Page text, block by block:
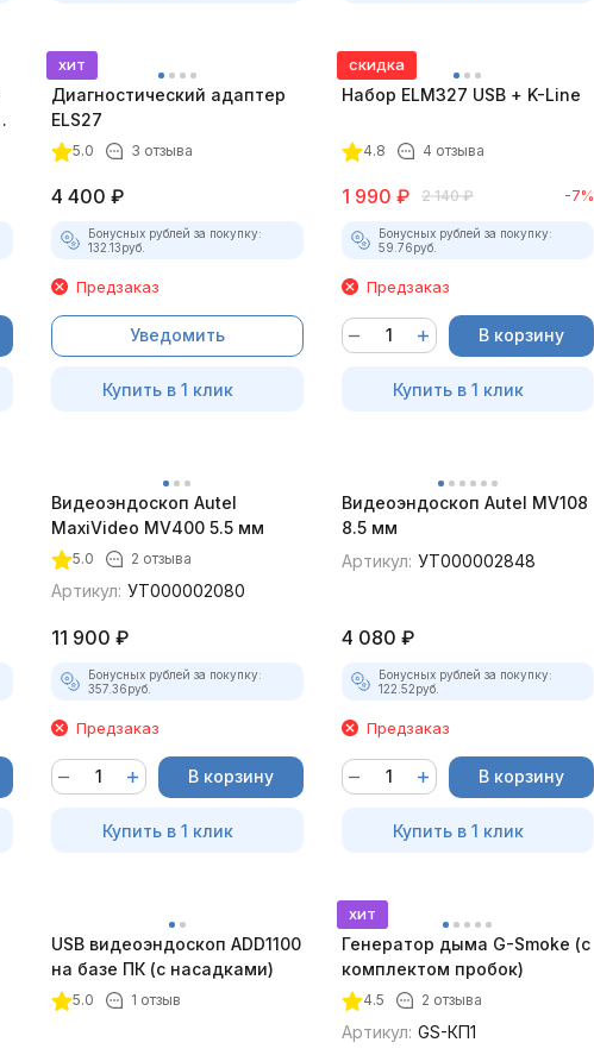
хит
Диагностический адаптер
ELS27
5.0 3 отзыва
4 400 ₽
Бонусных рублей за покупку:
132.13руб.
Предзаказ
Уведомить
Купить в 1 клик
скидка
Набор ELM327 USB + K-Line
4.8 4 отзыва
1 990 ₽ 2 140 ₽ -7%
Бонусных рублей за покупку:
59.76руб.
Предзаказ
В корзину
Купить в 1 клик
Видеоэндоскоп Autel
MaxiVideo MV400 5.5 мм
5.0 2 отзыва
Артикул: УТ000002080
11 900 ₽
Бонусных рублей за покупку:
357.36руб.
Предзаказ
В корзину
Купить в 1 клик
Видеоэндоскоп Autel MV108
8.5 мм
Артикул: УТ000002848
4 080 ₽
Бонусных рублей за покупку:
122.52руб.
Предзаказ
В корзину
Купить в 1 клик
USB видеоэндоскоп ADD1100
на базе ПК (с насадками)
5.0 1 отзыв
хит
Генератор дыма G-Smoke (c
комплектом пробок)
4.5 2 отзыва
Артикул: GS-КП1